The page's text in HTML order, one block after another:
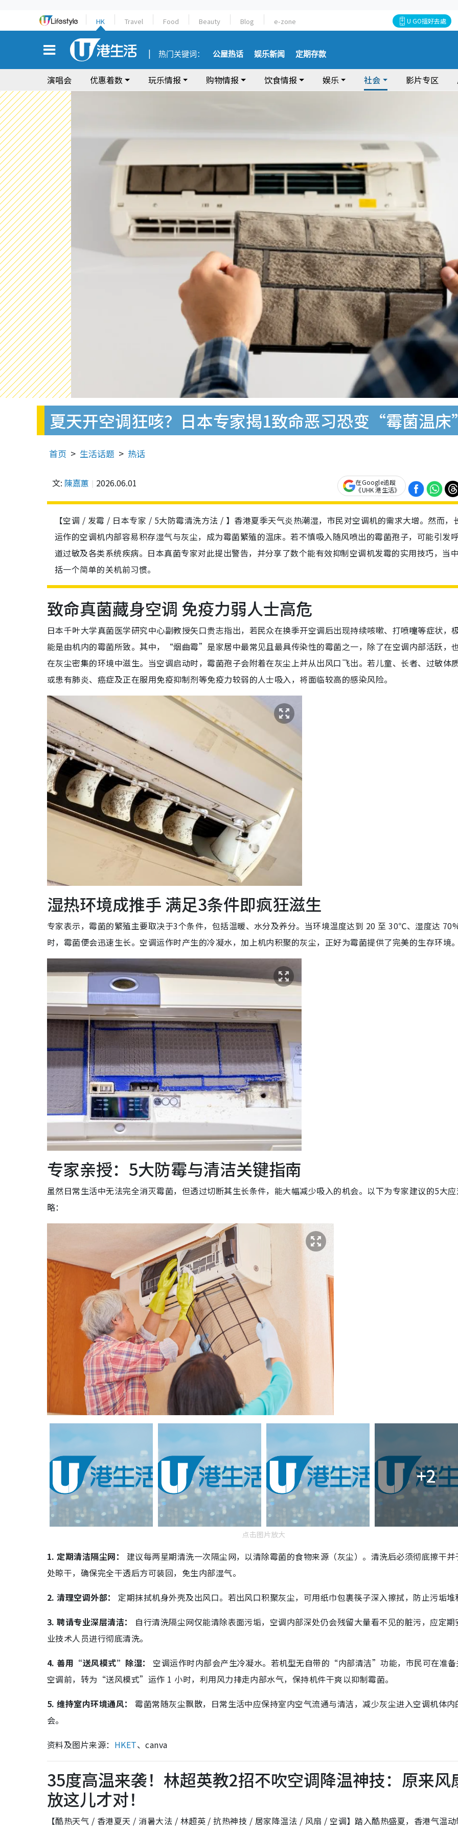
HK Travel Food Beauty Blog e-zone U GO搵好去處
热门关键词： 公屋热话 娱乐新闻 定期存款
演唱会 优惠着数 玩乐情报 购物情报 饮食情报 娱乐 社会 影片专区
夏天开空调狂咳？日本专家揭1致命恶习恐变“霉菌温
首页 生活话题 热话
文: 陳嘉蕙 2026.06.01
在Google追蹤
《UHK 港生活》
【空调 / 发霉 / 日本专家 / 5大防霉清洗方法 / 】香港夏季天气炎热潮湿，市民对空调机的需求大增。然而，
运作的空调机内部容易积存湿气与灰尘，成为霉菌繁殖的温床。若不慎吸入随风喷出的霉菌孢子，可能引发
道过敏及各类系统疾病。日本真菌专家对此提出警告，并分享了数个能有效抑制空调机发霉的实用技巧，当
括一个简单的关机前习惯。
致命真菌藏身空调 免疫力弱人士高危
日本千叶大学真菌医学研究中心副教授矢口贵志指出，若民众在换季开空调后出现持续咳嗽、打喷嚏等症状，
能是由机内的霉菌所致。其中，“烟曲霉”是家居中最常见且最具传染性的霉菌之一，除了在空调内部活跃，
在灰尘密集的环境中滋生。当空调启动时，霉菌孢子会附着在灰尘上并从出风口飞出。若儿童、长者、过敏体
或患有肺炎、癌症及正在服用免疫抑制剂等免疫力较弱的人士吸入，将面临较高的感染风险。
湿热环境成推手 满足3条件即疯狂滋生
专家表示，霉菌的繁殖主要取决于3个条件，包括温暖、水分及养分。当环境温度达到 20 至 30℃、湿度达
时，霉菌便会迅速生长。空调运作时产生的冷凝水，加上机内积聚的灰尘，正好为霉菌提供了完美的生存环境
专家亲授：5大防霉与清洁关键指南
虽然日常生活中无法完全消灭霉菌，但透过切断其生长条件，能大幅减少吸入的机会。以下为专家建议的5大
略：
+2
点击图片放大
1. 定期清洁隔尘网：
建议每两星期清洗一次隔尘网，以清除霉菌的食物来源（灰尘）。清洗后必须彻底擦干并
处晾干，确保完全干透后方可装回，免生内部湿气。
2. 清理空调外部：
定期抹拭机身外壳及出风口。若出风口积聚灰尘，可用纸巾包裹筷子深入擦拭，防止污垢堆
3. 聘请专业深层清洁：
自行清洗隔尘网仅能清除表面污垢，空调内部深处仍会残留大量看不见的脏污，应定期
业技术人员进行彻底清洗。
4. 善用“送风模式”除湿：
空调运作时内部会产生冷凝水。若机型无自带的“内部清洁”功能，市民可在准
空调前，转为“送风模式”运作 1 小时，利用风力排走内部水气，保持机件干爽以抑制霉菌。
5. 维持室内环境通风：
霉菌常随灰尘飘散，日常生活中应保持室内空气流通与清洁，减少灰尘进入空调机体内
会。
资料及图片来源： HKET、canva
35度高温来袭！林超英教2招不吹空调降温神技：原来风
放这儿才对！
【酷热天气 / 香港夏天 / 消暑大法 / 林超英 / 抗热神技 / 居家降温法 / 风扇 / 空调】踏入酷热盛夏，香港气温